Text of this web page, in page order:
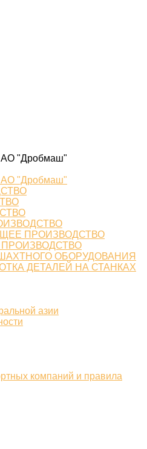
АО "Дробмаш"
АО "Дробмаш"
ПРОИЗВОДСТВО
ОБОРУДОВАНИЯ
ДЕТАЛЕЙ НА СТАНКАХ
азии
компаний и правила